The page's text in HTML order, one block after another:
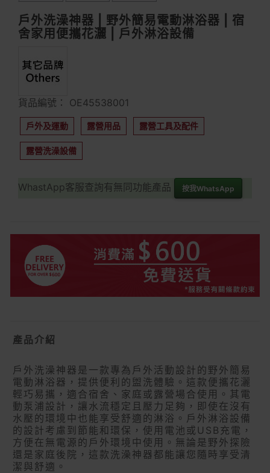
戶外洗澡神器 | 野外簡易電動淋浴器 | 宿
舍家用便攜花灑 | 戶外淋浴設備
貨品編號： OE45538001
戶外及運動 露營用品 露營工具及配件
露營洗澡設備
WhastApp客服查詢有無同功能產品 按我WhatsApp
產品介紹
戶外洗澡神器是一款專為戶外活動設計的野外簡易
電動淋浴器，提供便利的盥洗體驗。這款便攜花灑
輕巧易攜，適合宿舍、家庭或露營場合使用。其電
動泵浦設計，讓水流穩定且壓力足夠，即使在沒有
水壓的環境中也能享受舒適的淋浴。戶外淋浴設備
的設計考慮到節能和環保，使用電池或USB充電，
方便在無電源的戶外環境中使用。無論是野外探險
還是家庭後院，這款洗澡神器都能讓您隨時享受清
潔與舒適。